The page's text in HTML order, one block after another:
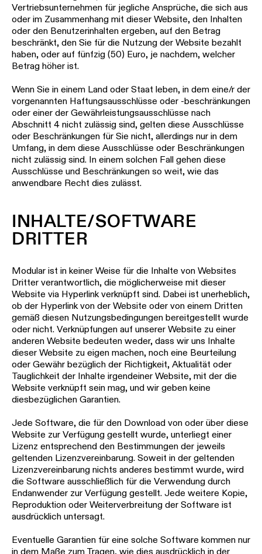
Vertriebsunternehmen für jegliche Ansprüche, die sich aus
oder im Zusammenhang mit dieser Website, den Inhalten
oder den Benutzerinhalten ergeben, auf den Betrag
beschränkt, den Sie für die Nutzung der Website bezahlt
haben, oder auf fünfzig (50) Euro, je nachdem, welcher
Betrag höher ist.
Wenn Sie in einem Land oder Staat leben, in dem eine/r der
vorgenannten Haftungsausschlüsse oder -beschränkungen
oder einer der Gewährleistungsausschlüsse nach
Abschnitt 4 nicht zulässig sind, gelten diese Ausschlüsse
oder Beschränkungen für Sie nicht, allerdings nur in dem
Umfang, in dem diese Ausschlüsse oder Beschränkungen
nicht zulässig sind. In einem solchen Fall gehen diese
Ausschlüsse und Beschränkungen so weit, wie das
anwendbare Recht dies zulässt.
INHALTE/SOFTWARE
DRITTER
Modular ist in keiner Weise für die Inhalte von Websites
Dritter verantwortlich, die möglicherweise mit dieser
Website via Hyperlink verknüpft sind. Dabei ist unerheblich,
ob der Hyperlink von der Website oder von einem Dritten
gemäß diesen Nutzungsbedingungen bereitgestellt wurde
oder nicht. Verknüpfungen auf unserer Website zu einer
anderen Website bedeuten weder, dass wir uns Inhalte
dieser Website zu eigen machen, noch eine Beurteilung
oder Gewähr bezüglich der Richtigkeit, Aktualität oder
Tauglichkeit der Inhalte irgendeiner Website, mit der die
Website verknüpft sein mag, und wir geben keine
diesbezüglichen Garantien.
Jede Software, die für den Download von oder über diese
Website zur Verfügung gestellt wurde, unterliegt einer
Lizenz entsprechend den Bestimmungen der jeweils
geltenden Lizenzvereinbarung. Soweit in der geltenden
Lizenzvereinbarung nichts anderes bestimmt wurde, wird
die Software ausschließlich für die Verwendung durch
Endanwender zur Verfügung gestellt. Jede weitere Kopie,
Reproduktion oder Weiterverbreitung der Software ist
ausdrücklich untersagt.
Eventuelle Garantien für eine solche Software kommen nur
in dem Maße zum Tragen, wie dies ausdrücklich in der